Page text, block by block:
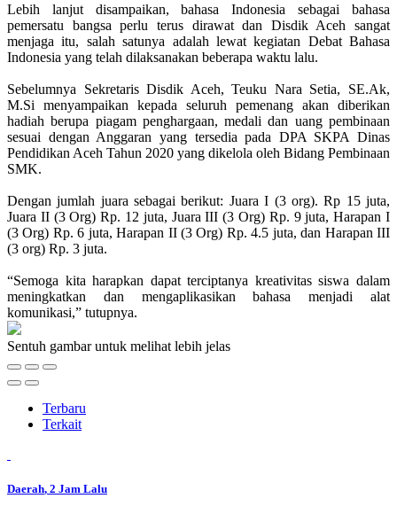
Lebih lanjut disampaikan, bahasa Indonesia sebagai bahasa
pemersatu bangsa perlu terus dirawat dan Disdik Aceh sangat
menjaga itu, salah satunya adalah lewat kegiatan Debat Bahasa
Indonesia yang telah dilaksanakan beberapa waktu lalu.
Sebelumnya Sekretaris Disdik Aceh, Teuku Nara Setia, SE.Ak,
M.Si menyampaikan kepada seluruh pemenang akan diberikan
hadiah berupa piagam penghargaan, medali dan uang pembinaan
sesuai dengan Anggaran yang tersedia pada DPA SKPA Dinas
Pendidikan Aceh Tahun 2020 yang dikelola oleh Bidang Pembinaan
SMK.
Dengan jumlah juara sebagai berikut: Juara I (3 org). Rp 15 juta,
Juara II (3 Org) Rp. 12 juta, Juara III (3 Org) Rp. 9 juta, Harapan I
(3 Org) Rp. 6 juta, Harapan II (3 Org) Rp. 4.5 juta, dan Harapan III
(3 org) Rp. 3 juta.
“Semoga kita harapkan dapat terciptanya kreativitas siswa dalam
meningkatkan dan mengaplikasikan bahasa menjadi alat
komunikasi,” tutupnya.
Sentuh gambar untuk melihat lebih jelas
Terbaru
Terkait
Daerah, 2 Jam Lalu